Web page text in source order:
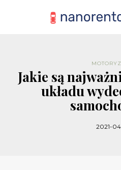
Jakie są
układu
2021-